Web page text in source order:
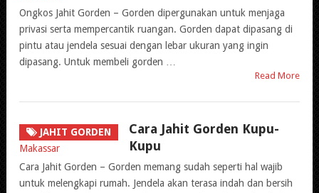
Ongkos Jahit Gorden – Gorden dipergunakan untuk menjaga
privasi serta mempercantik ruangan. Gorden dapat dipasang di
pintu atau jendela sesuai dengan lebar ukuran yang ingin
dipasang. Untuk membeli gorden …
Read More
JAHIT GORDEN
Cara Jahit Gorden Kupu-
Kupu
Cara Jahit Gorden – Gorden memang sudah seperti hal wajib
untuk melengkapi rumah. Jendela akan terasa indah dan bersih